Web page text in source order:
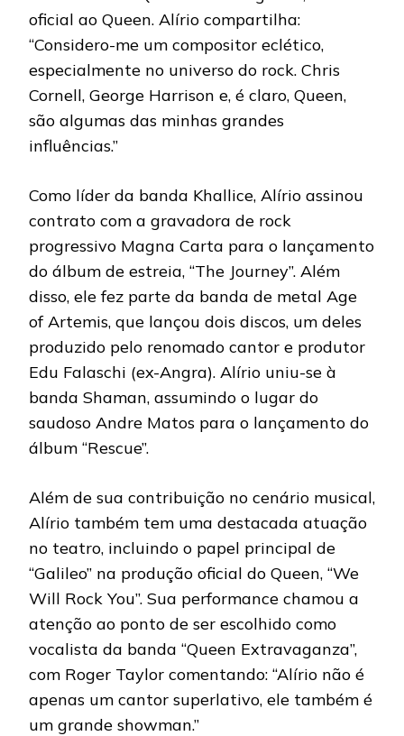
oficial ao Queen. Alírio compartilha:
“Considero-me um compositor eclético,
especialmente no universo do rock. Chris
Cornell, George Harrison e, é claro, Queen,
são algumas das minhas grandes
influências.”
Como líder da banda Khallice, Alírio assinou
contrato com a gravadora de rock
progressivo Magna Carta para o lançamento
do álbum de estreia, “The Journey”. Além
disso, ele fez parte da banda de metal Age
of Artemis, que lançou dois discos, um deles
produzido pelo renomado cantor e produtor
Edu Falaschi (ex-Angra). Alírio uniu-se à
banda Shaman, assumindo o lugar do
saudoso Andre Matos para o lançamento do
álbum “Rescue”.
Além de sua contribuição no cenário musical,
Alírio também tem uma destacada atuação
no teatro, incluindo o papel principal de
“Galileo” na produção oficial do Queen, “We
Will Rock You”. Sua performance chamou a
atenção ao ponto de ser escolhido como
vocalista da banda “Queen Extravaganza”,
com Roger Taylor comentando: “Alírio não é
apenas um cantor superlativo, ele também é
um grande showman.”